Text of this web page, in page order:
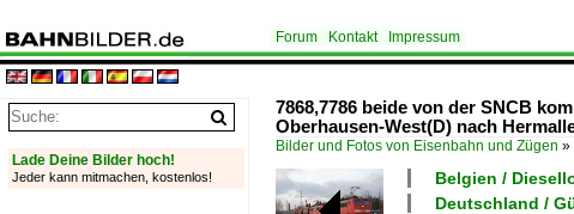
Forum Kontakt Impressum
7868,7786 beide von der SNCB
Oberhausen-West(D) nach
Bilder und Fotos von Eisenbahn und Zügen »
Belgien /
Deutschland /
Lade Deine Bilder hoch!
Jeder kann mitmachen, kostenlos!